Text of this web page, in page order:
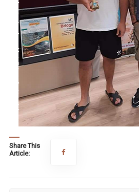
Share This
Article: